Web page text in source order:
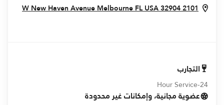
2101 W New Haven Avenue
MelbourneFLUSA32904
التجارب
24-Hour Service
عضوية مجانية، وإمكانات غير محدودة